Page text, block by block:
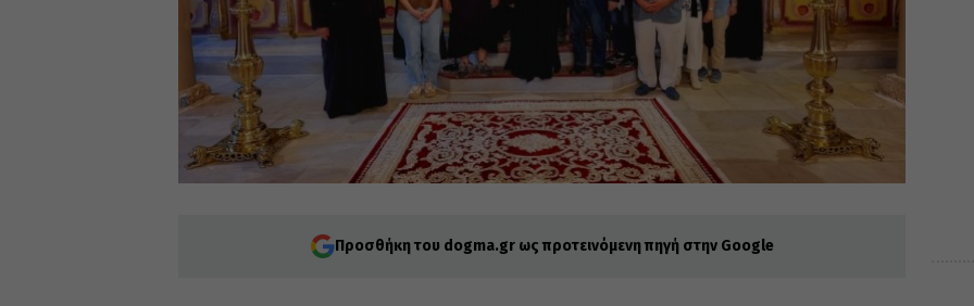
Προσθήκη του dogma.gr ως προτεινόμενη πηγή στην Google